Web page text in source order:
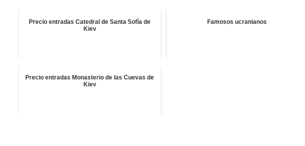
Precio entradas Catedral de Santa Sofía de
Kiev
Famosos ucranianos
Precio entradas Monasterio de las Cuevas de
Kiev